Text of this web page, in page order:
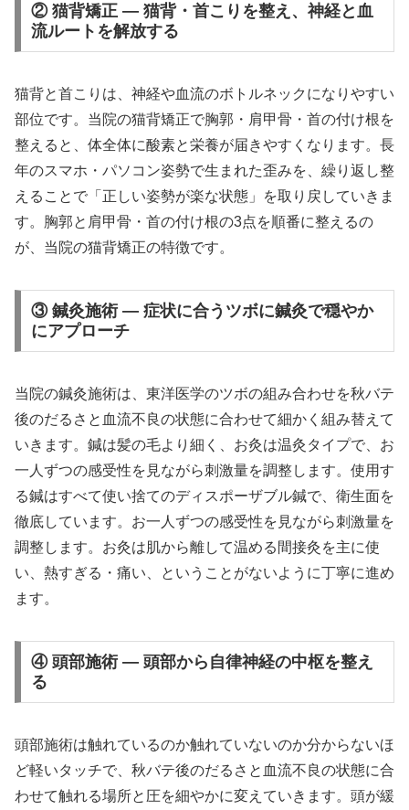
② 猫背矯正 — 猫背・首こりを整え、神経と血
流ルートを解放する
猫背と首こりは、神経や血流のボトルネックになりやすい
部位です。当院の猫背矯正で胸郭・肩甲骨・首の付け根を
整えると、体全体に酸素と栄養が届きやすくなります。長
年のスマホ・パソコン姿勢で生まれた歪みを、繰り返し整
えることで「正しい姿勢が楽な状態」を取り戻していきま
す。胸郭と肩甲骨・首の付け根の3点を順番に整えるの
が、当院の猫背矯正の特徴です。
③ 鍼灸施術 — 症状に合うツボに鍼灸で穏やか
にアプローチ
当院の鍼灸施術は、東洋医学のツボの組み合わせを秋バテ
後のだるさと血流不良の状態に合わせて細かく組み替えて
いきます。鍼は髪の毛より細く、お灸は温灸タイプで、お
一人ずつの感受性を見ながら刺激量を調整します。使用す
る鍼はすべて使い捨てのディスポーザブル鍼で、衛生面を
徹底しています。お一人ずつの感受性を見ながら刺激量を
調整します。お灸は肌から離して温める間接灸を主に使
い、熱すぎる・痛い、ということがないように丁寧に進め
ます。
④ 頭部施術 — 頭部から自律神経の中枢を整え
る
頭部施術は触れているのか触れていないのか分からないほ
ど軽いタッチで、秋バテ後のだるさと血流不良の状態に合
わせて触れる場所と圧を細やかに変えていきます。頭が緩